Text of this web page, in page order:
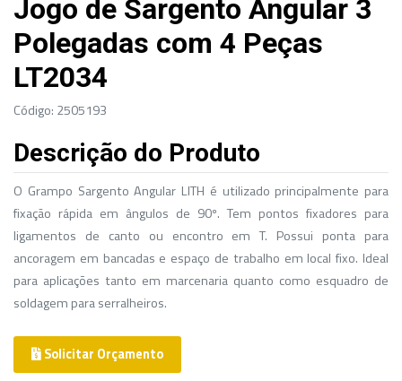
Jogo de Sargento Angular 3
Polegadas com 4 Peças
LT2034
Código: 2505193
Descrição do Produto
O Grampo Sargento Angular LITH é utilizado principalmente para
fixação rápida em ângulos de 90º. Tem pontos fixadores para
ligamentos de canto ou encontro em T. Possui ponta para
ancoragem em bancadas e espaço de trabalho em local fixo. Ideal
para aplicações tanto em marcenaria quanto como esquadro de
soldagem para serralheiros.
Solicitar Orçamento